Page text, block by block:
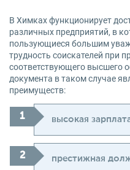
В Химках функционирует
различных предприятий, в
пользующиеся большим
трудность соискателей при
соответствующего высшего
документа в таком случае
преимуществ:
высокая
престижная